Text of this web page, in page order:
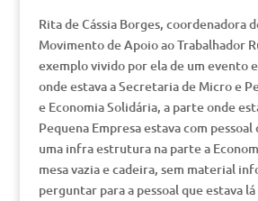
Rita de Cássia Borges, coordenadora
Movimento de Apoio ao Trabalhador
exemplo vivido por ela de um evento
onde estava a Secretaria de Micro e
e Economia Solidária, a parte onde
Pequena Empresa estava com
uma infra estrutura na parte a
mesa vazia e cadeira, sem material
perguntar para a pessoal que estava